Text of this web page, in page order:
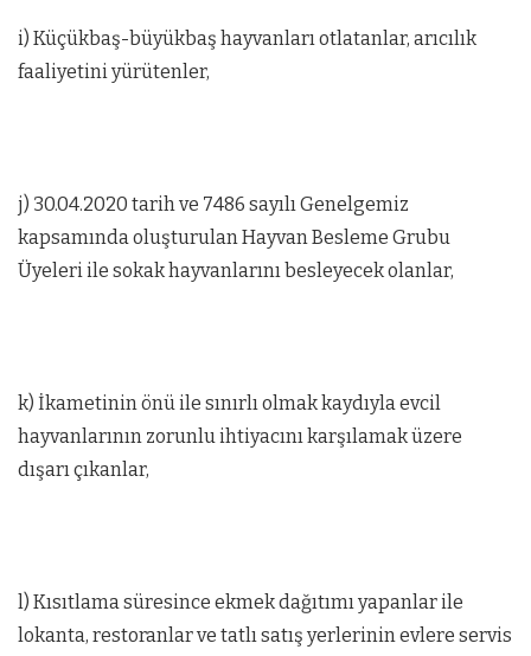
i) Küçükbaş-büyükbaş hayvanları otlatanlar, arıcılık
faaliyetini yürütenler,
j) 30.04.2020 tarih ve 7486 sayılı Genelgemiz
kapsamında oluşturulan Hayvan Besleme Grubu
Üyeleri ile sokak hayvanlarını besleyecek olanlar,
k) İkametinin önü ile sınırlı olmak kaydıyla evcil
hayvanlarının zorunlu ihtiyacını karşılamak üzere
dışarı çıkanlar,
l) Kısıtlama süresince ekmek dağıtımı yapanlar ile
lokanta, restoranlar ve tatlı satış yerlerinin evlere servis